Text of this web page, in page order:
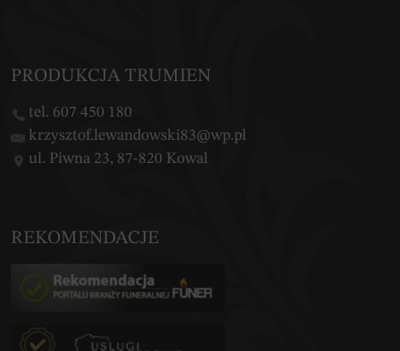
PRODUKCJA TRUMIEN
tel. 607 450 180
krzysztof.lewandowski83@wp.pl
ul. Piwna 23, 87-820 Kowal
REKOMENDACJE